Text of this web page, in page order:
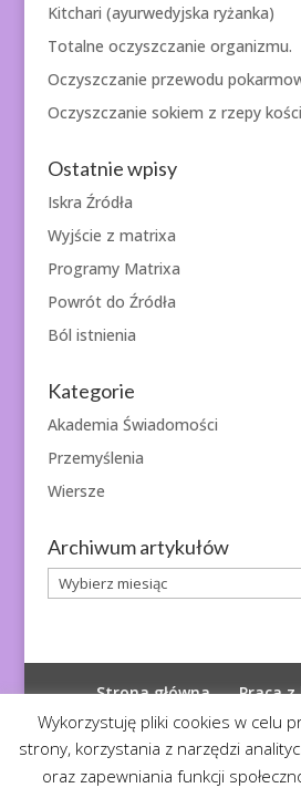
Kitchari (ayurwedyjska ryżanka)
Totalne oczyszczanie organizmu.
Oczyszczanie przewodu
Oczyszczanie sokiem z rzepy
Ostatnie wpisy
Iskra Źródła
Wyjście z matrixa
Programy Matrixa
Powrót do Źródła
Ból istnienia
Kategorie
Akademia Świadomości
Przemyślenia
Wiersze
Archiwum artykułów
Archiwum
artykułów
Strona główna
Praca
Polityka
Wykorzystuję pliki cookies w celu
strony, korzystania z narzędzi
oraz zapewniania funkcji